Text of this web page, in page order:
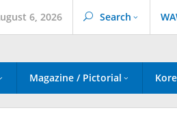
6, 2026 Search
Magazine / Pictorial